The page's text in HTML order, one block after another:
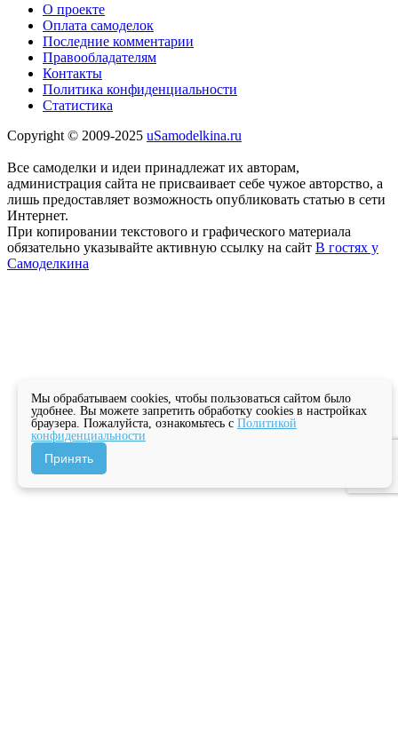
О проекте
Оплата самоделок
Последние комментарии
Правообладателям
Контакты
Политика конфиденциальности
Статистика
Copyright © 2009-2025 uSamodelkina.ru
Все самоделки и идеи принадлежат их авторам,
администрация сайта не присваивает себе чужое авторство, а
лишь предоставляет возможность опубликовать статью в сети
Интернет.
При копировании текстового и графического материала
обязательно указывайте активную ссылку на сайт В гостях у
Самоделкина
Мы обрабатываем cookies, чтобы пользоваться сайтом было
удобнее. Вы можете запретить обработку cookies в настройках
браузера. Пожалуйста, ознакомьтесь с Политикой
конфиденциальности
Принять